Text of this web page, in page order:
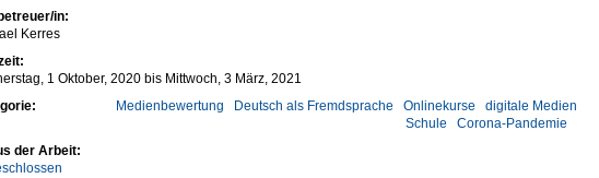
in:
Kerres
1 Oktober, 2020bis Mittwoch, 3 März, 2021
digitale Medien
Onlinekurse
Deutsch als Fremdsprache
Medienbewertung
Corona-Pandemie
Schule
der Arbeit: